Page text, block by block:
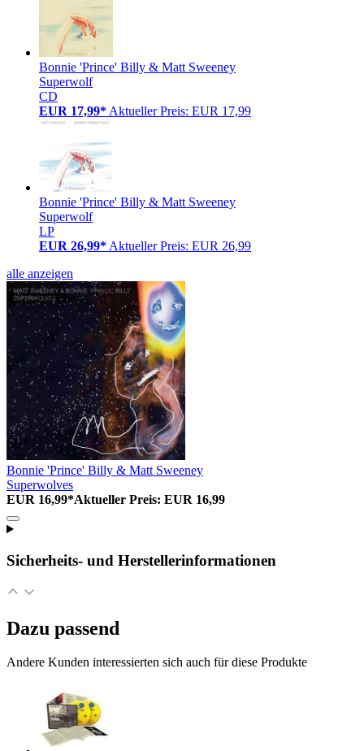
Bonnie 'Prince' Billy & Matt Sweeney
Superwolf
CD
EUR 17,99* Aktueller Preis: EUR 17,99
Bonnie 'Prince' Billy & Matt Sweeney
Superwolf
LP
EUR 26,99* Aktueller Preis: EUR 26,99
alle anzeigen
Bonnie 'Prince' Billy & Matt Sweeney
Superwolves
EUR 16,99*Aktueller Preis: EUR 16,99
Sicherheits- und Herstellerinformationen
Dazu passend
Andere Kunden interessierten sich auch für diese Produkte